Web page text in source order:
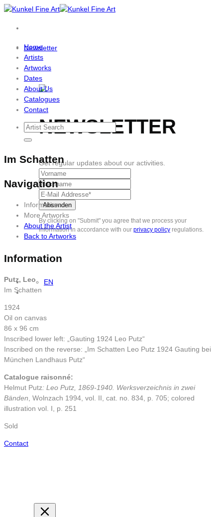
Skip
content
Newsletter
NEWSLETTER
Get regular updates about our activities.
By clicking on "Submit" you agree that we process your
information in accordance with our privacy policy regulations.
EN
Home
Artists
Artworks
Dates
About Us
Catalogues
Contact
Im Schatten
Navigation
Information
More Artworks
About the Artist
Back to Artworks
Information
Putz, Leo
Im Schatten
1924
Oil on canvas
86 x 96 cm
Inscribed lower left: „Gauting 1924 Leo Putz“
Inscribed on the reverse: „Im Schatten Leo Putz 1924 Gauting bei
München Landhaus Putz“
Catalogue raisonné:
Helmut Putz: Leo Putz, 1869-1940. Werksverzeichnis in zwei
Bänden , Wolnzach 1994, vol. II, cat. no. 834, p. 705; colored
illustration vol. I, p. 251
Sold
Contact